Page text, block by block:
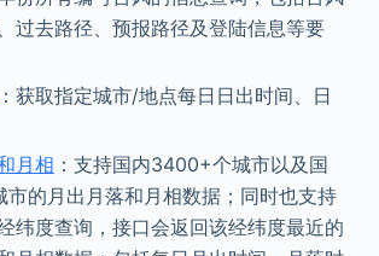
过去路径、预报路径及登陆信息等要
：获取指定城市/地点每日日出时间、日
月相 ：支持国内3400+个城市以及国
市的月出月落和月相数据；同时也支持
纬度查询，接口会返回该经纬度最近的